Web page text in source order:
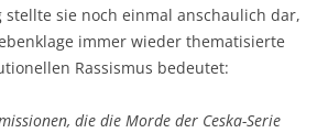
stellte sie noch einmal anschaulich dar,
immer wieder thematisierte
Rassismus bedeutet:
die die Morde der Ceska-Serie